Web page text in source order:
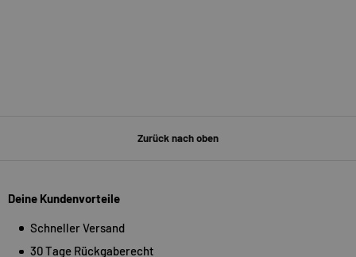
Zurück nach oben
Deine Kundenvorteile
Schneller Versand
30 Tage Rückgaberecht